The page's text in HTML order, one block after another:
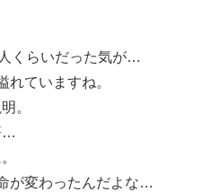
くらいだった気が…
れていますね。
。
…
が変わったんだよな…